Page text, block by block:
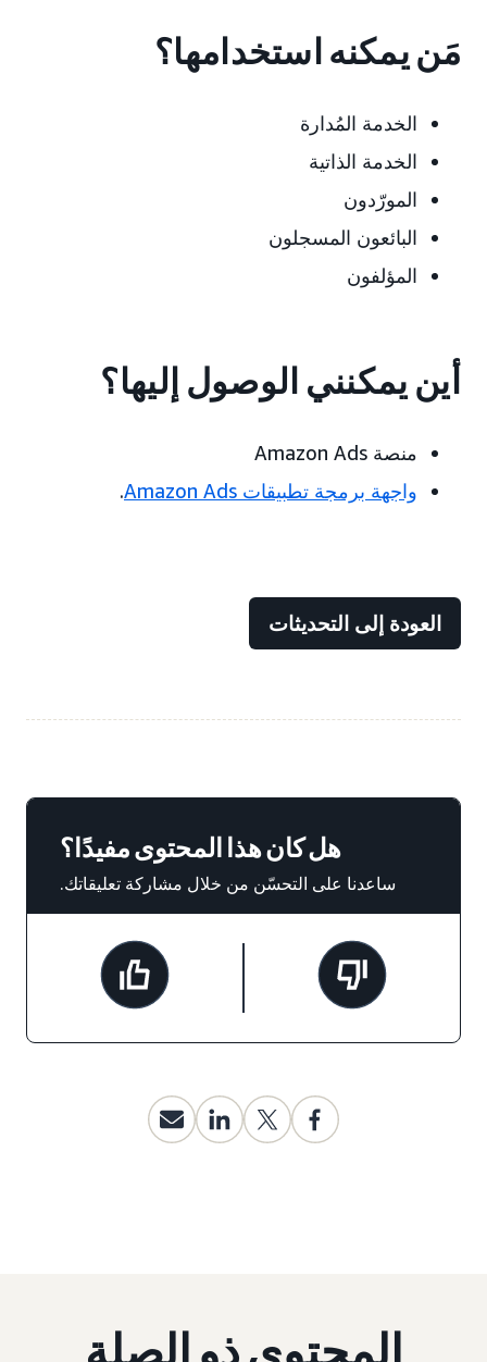
مَن يمكنه استخدامها؟
الخدمة المُدارة
الخدمة الذاتية
المورّدون
البائعون المسجلون
المؤلفون
أين يمكنني الوصول إليها؟
منصة Amazon Ads
واجهة برمجة تطبيقات Amazon Ads
.
العودة إلى التحديثات
هل كان هذا المحتوى مفيدًا؟
ساعدنا على التحسّن من خلال مشاركة تعليقاتك.